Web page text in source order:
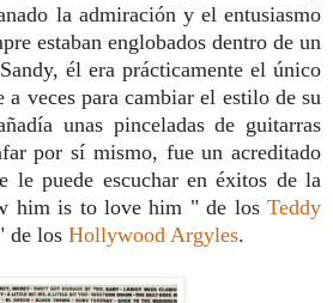
la admiración y el entusiasmo
estaban englobados dentro de un
él era prácticamente el único
a veces para cambiar el estilo de su
unas pinceladas de guitarras
por sí mismo, fue un acreditado
le puede escuchar en éxitos de la
him is to love him " de los Teddy
de los Hollywood Argyles.